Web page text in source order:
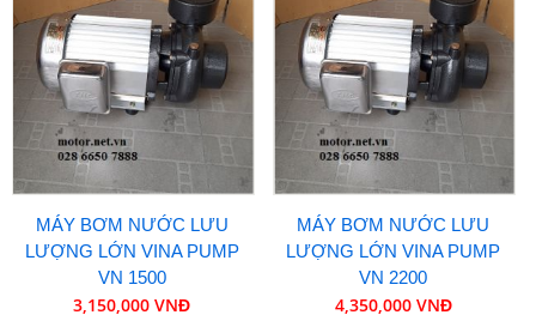
MÁY BƠM NƯỚC LƯU
LƯỢNG LỚN VINA PUMP
VN 1500
3,150,000 VNĐ
MÁY BƠM NƯỚC LƯU
LƯỢNG LỚN VINA PUMP
VN 2200
4,350,000 VNĐ